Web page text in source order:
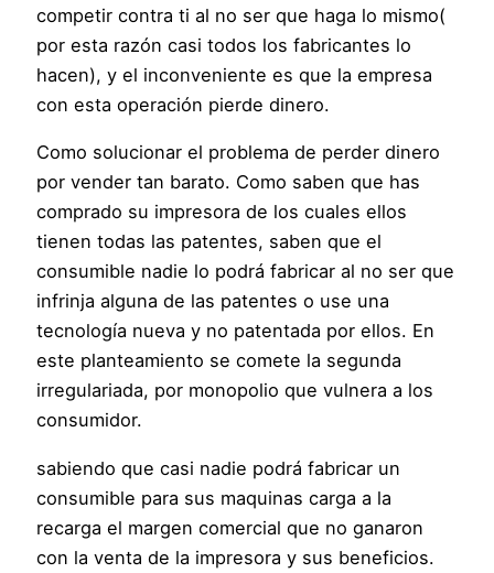
competir contra ti al no ser que haga lo mismo(
por esta razón casi todos los fabricantes lo
hacen), y el inconveniente es que la empresa
con esta operación pierde dinero.
Como solucionar el problema de perder dinero
por vender tan barato. Como saben que has
comprado su impresora de los cuales ellos
tienen todas las patentes, saben que el
consumible nadie lo podrá fabricar al no ser que
infrinja alguna de las patentes o use una
tecnología nueva y no patentada por ellos. En
este planteamiento se comete la segunda
irregulariada, por monopolio que vulnera a los
consumidor.
sabiendo que casi nadie podrá fabricar un
consumible para sus maquinas carga a la
recarga el margen comercial que no ganaron
con la venta de la impresora y sus beneficios.